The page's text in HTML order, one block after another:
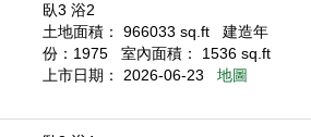
臥3 浴2
土地面積： 966033 sq.ft
建造年
份：1975
室內面積： 1536 sq.ft
上市日期： 2026-06-23
地圖